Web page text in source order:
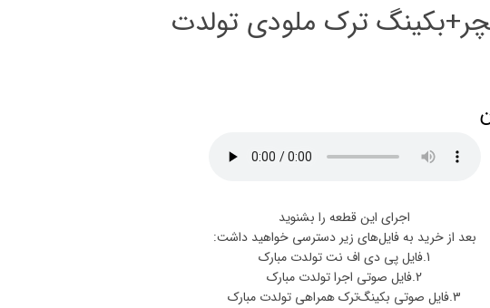
ترک ملودی تولدت
اجرای این قطعه را بشنوید
بعد از خرید به فایل‌های زیر دسترسی خواهید داشت:
1.فایل پی دی اف نت تولدت مبارک
2.فایل صوتی اجرا تولدت مبارک
3.فایل صوتی بکینگ‌ترک همراهی تولدت مبارک